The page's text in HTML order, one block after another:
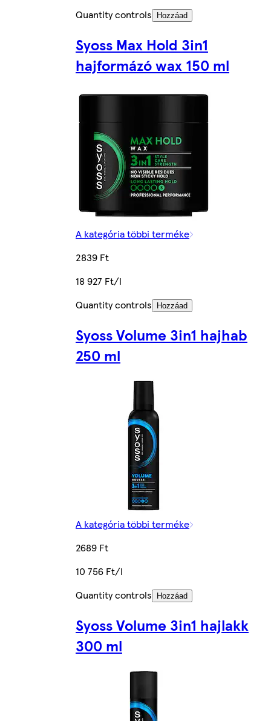
Quantity controls Hozzáad
Syoss Max Hold 3in1
hajformázó wax 150 ml
A kategória többi terméke
2839 Ft
18 927 Ft/l
Quantity controls
Hozzáad
Syoss Volume 3in1 hajhab
250 ml
A kategória többi terméke
2689 Ft
10 756 Ft/l
Quantity controls
Hozzáad
Syoss Volume 3in1 hajlakk
300 ml